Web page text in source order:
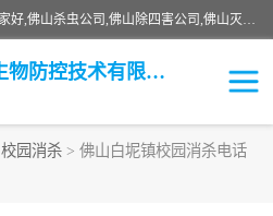
佛山白蚁防治公司,佛山白蚁防治哪家好,佛山杀虫公司,佛山除四害公司,佛山灭白蚁公司,佛山白蚁防治佛山儒创有害生物防治有限公司是一家佛山杀虫公司、佛山除四害公司、佛山灭白蚁公司、佛山白蚁防治公司，让您远离虫害困扰。要问佛山白蚁防治哪家好？佛山儒创有害生物防治有限公司全佛山、广州，正规公司，上门勘查，可靠，售后有保障。
佛山儒创有害生物防控技术有限公司
校园消杀 > 佛山白坭镇校园消杀电话